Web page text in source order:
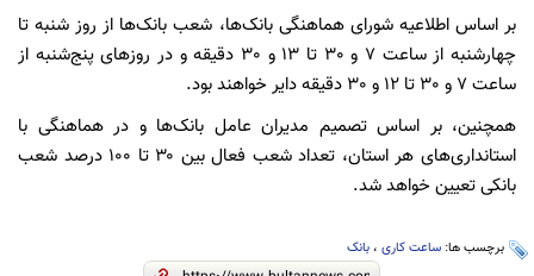
بر اساس اطلاعیه شورای هماهنگی بانک‌ها، شعب بانک‌ها از روز شنبه تا
چهارشنبه از ساعت ٧ و ٣٠ تا ١٣ و ٣٠ دقیقه و در روزهای پنج‌شنبه از
ساعت ٧ و ٣٠ تا ١٢ و ٣٠ دقیقه دایر خواهند بود.
همچنین، بر اساس تصمیم مدیران عامل بانک‌ها و در هماهنگی با
استانداری‌های هر استان، تعداد شعب فعال بین ۳۰ تا ۱۰۰ درصد شعب
بانکی تعیین خواهد شد.
برچسب ها: ساعت کاری ، بانک